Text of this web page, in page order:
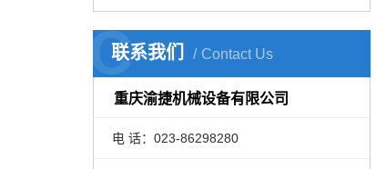
联系我们 Contact Us
C
重庆渝捷机械设备有限公司
电 话：023-86298280